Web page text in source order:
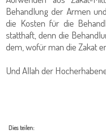
Behandlung der Armen
die Kosten für die
statthaft, denn die
dem, wofür man die Zakat
Und Allah der
Dies teilen: